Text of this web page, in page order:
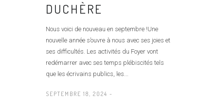
DUCHÈRE
Nous voici de nouveau en septembre !Une
nouvelle année s’ouvre à nous avec ses joies et
ses difficultés. Les activités du Foyer vont
redémarrer avec ses temps plébiscités tels
que les écrivains publics, les...
SEPTEMBRE 18, 2024 -